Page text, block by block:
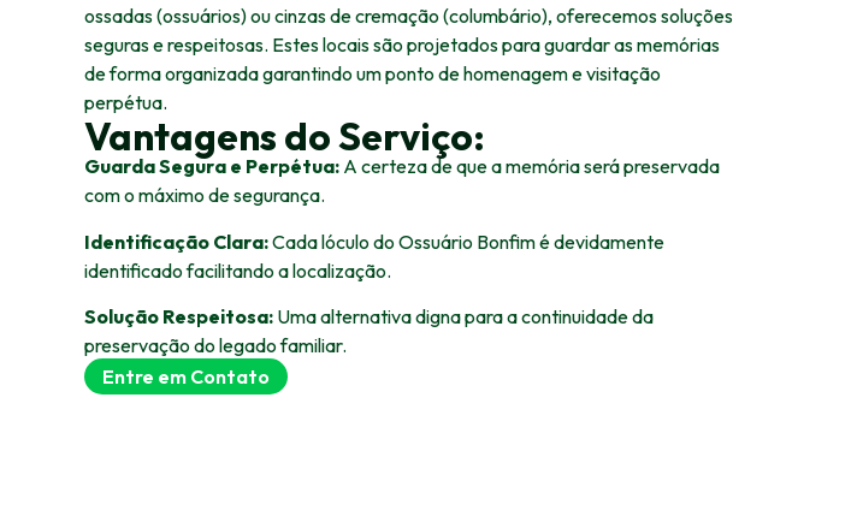
ossadas (ossuários) ou cinzas de cremação (columbário), oferecemos soluções
seguras e respeitosas. Estes locais são projetados para guardar as memórias
de forma organizada garantindo um ponto de homenagem e visitação
perpétua.
Vantagens do Serviço:
Guarda Segura e Perpétua: A certeza de que a memória será preservada
com o máximo de segurança.
Identificação Clara:Cada lóculo do Ossuário Bonfim é devidamente
identificado facilitando a localização.
Solução Respeitosa: Uma alternativa digna para a continuidade da
preservação do legado familiar.
Entre em Contato